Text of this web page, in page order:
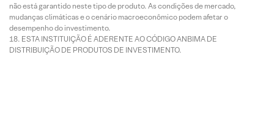
não está garantido neste tipo de produto. As condições de mercado,
mudanças climáticas e o cenário macroeconômico podem afetar o
desempenho do investimento.
ESTA INSTITUIÇÃO É ADERENTE AO CÓDIGO ANBIMA DE
DISTRIBUIÇÃO DE PRODUTOS DE INVESTIMENTO.